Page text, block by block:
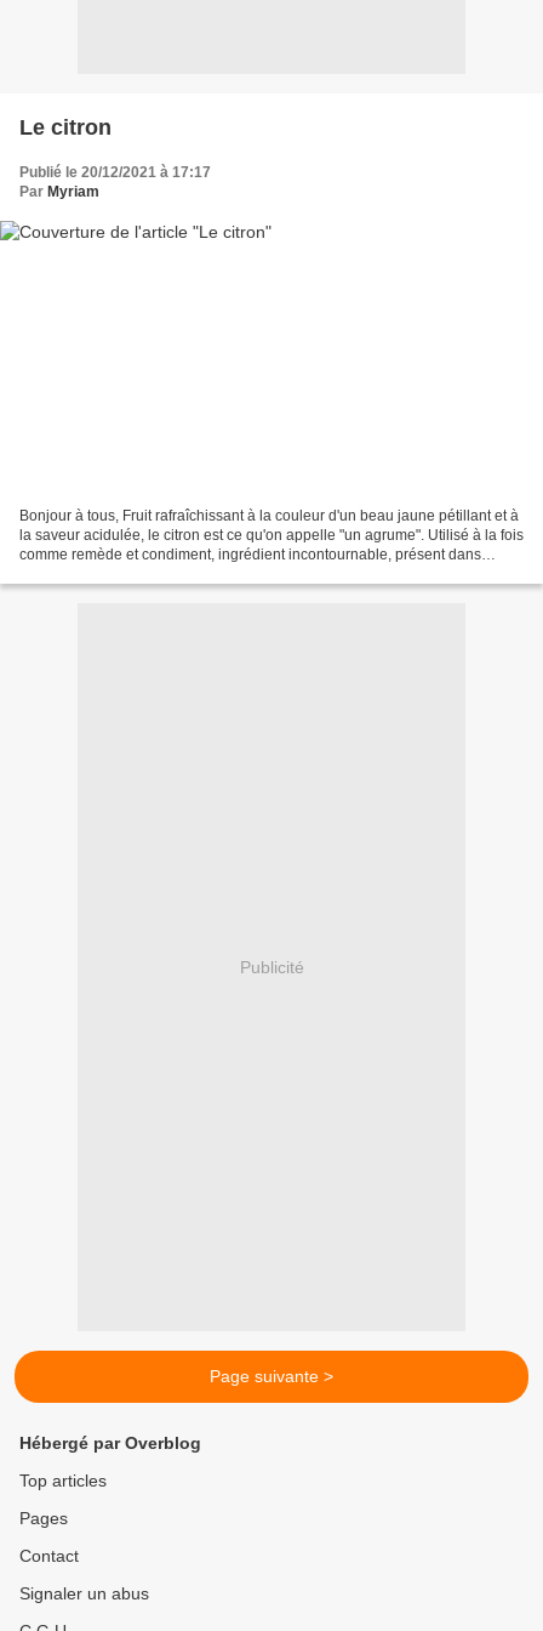
Le citron
Publié le 20/12/2021 à 17:17
Par Myriam
Bonjour à tous, Fruit rafraîchissant à la couleur d'un beau jaune pétillant et à
la saveur acidulée, le citron est ce qu'on appelle "un agrume". Utilisé à la fois
comme remède et condiment, ingrédient incontournable, présent dans
Publicité
Page suivante >
Hébergé par Overblog
Top articles
Pages
Contact
Signaler un abus